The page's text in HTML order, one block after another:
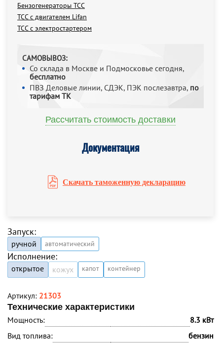
Бензогенераторы ТСС
ТСС с двигателем Lifan
ТСС с электростартером
САМОВЫВОЗ:
Со склада в Москве и Подмосковье сегодня,
бесплатно
ПВЗ Деловые линии, СДЭК, ПЭК послезавтра, по
тарифам ТК
Рассчитать стоимость доставки
Документация
Скачать таможенную декларацию
Запуск:
ручной автоматический
Исполнение:
открытое кожух капот контейнер
Артикул: 21303
Технические характеристики
Мощность:
8.3 кВт
Вид топлива:
бензин